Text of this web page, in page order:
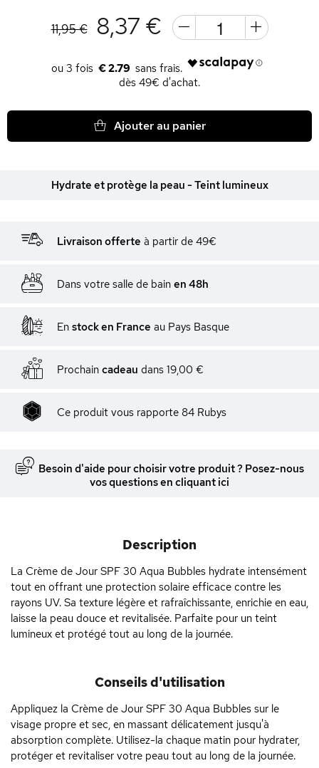
11,95 € 8,37 €
€ 2.79
dès 49€ d'achat.
Ajouter au panier
Hydrate et protège la peau - Teint lumineux
Livraison offerte à partir de 49€
Dans votre salle de bain en 48h
En stock en France au Pays Basque
Prochain cadeau dans 19,00 €
Ce produit vous rapporte 84 Rubys
Besoin d'aide pour choisir votre produit ? Posez-nous
vos questions en cliquant ici
Description
La Crème de Jour SPF 30 Aqua Bubbles hydrate intensément
tout en offrant une protection solaire efficace contre les
rayons UV. Sa texture légère et rafraîchissante, enrichie en eau,
laisse la peau douce et revitalisée. Parfaite pour un teint
lumineux et protégé tout au long de la journée.
Conseils d'utilisation
Appliquez la Crème de Jour SPF 30 Aqua Bubbles sur le
visage propre et sec, en massant délicatement jusqu'à
absorption complète. Utilisez-la chaque matin pour hydrater,
protéger et revitaliser votre peau tout au long de la journée.